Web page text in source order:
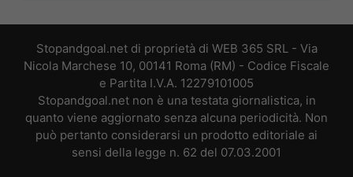
Stopandgoal.net di proprietà di WEB 365 SRL - Via
Nicola Marchese 10, 00141 Roma (RM) - Codice Fiscale
e Partita I.V.A. 12279101005
Stopandgoal.net non è una testata giornalistica, in
quanto viene aggiornato senza alcuna periodicità. Non
può pertanto considerarsi un prodotto editoriale ai
sensi della legge n. 62 del 07.03.2001